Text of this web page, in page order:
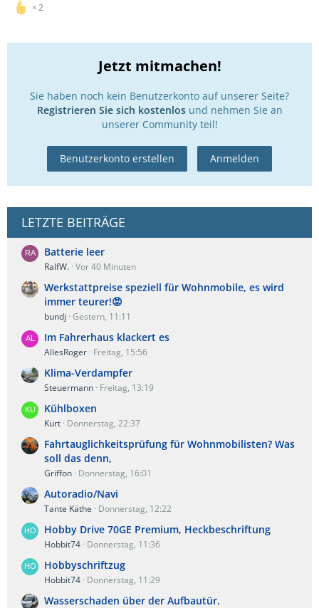
2
Jetzt mitmachen!
Sie haben noch kein Benutzerkonto auf unserer Seite?
Registrieren Sie sich kostenlosund nehmen Sie an
unserer Community teil!
Benutzerkonto erstellen Anmelden
LETZTE BEITRÄGE
Batterie leer
RalfW. Vor 40 Minuten
Werkstattpreise speziell für Wohnmobile, es wird
immer teurer!😡
bundj Gestern, 11:11
Im Fahrerhaus klackert es
AllesRoger Freitag, 15:56
Klima-Verdampfer
Steuermann Freitag, 13:19
Kühlboxen
Kurt Donnerstag, 22:37
Fahrtauglichkeitsprüfung für Wohnmobilisten? Was
soll das denn,
Griffon Donnerstag, 16:01
Autoradio/Navi
Tante Käthe Donnerstag, 12:22
Hobby Drive 70GE Premium, Heckbeschriftung
Hobbit74 Donnerstag, 11:36
Hobbyschriftzug
Hobbit74 Donnerstag, 11:29
Wasserschaden über der Aufbautür.